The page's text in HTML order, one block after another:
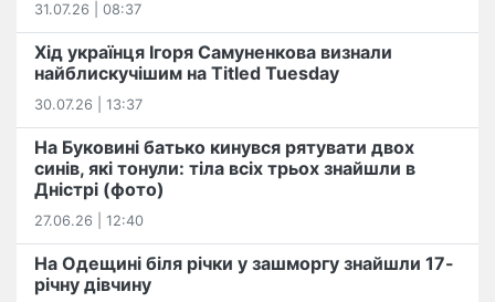
31.07.26 | 08:37
Хід українця Ігоря Самуненкова визнали
найблискучішим на Titled Tuesday
30.07.26 | 13:37
На Буковині батько кинувся рятувати двох
синів, які тонули: тіла всіх трьох знайшли в
Дністрі (фото)
27.06.26 | 12:40
На Одещині біля річки у зашморгу знайшли 17-
річну дівчину